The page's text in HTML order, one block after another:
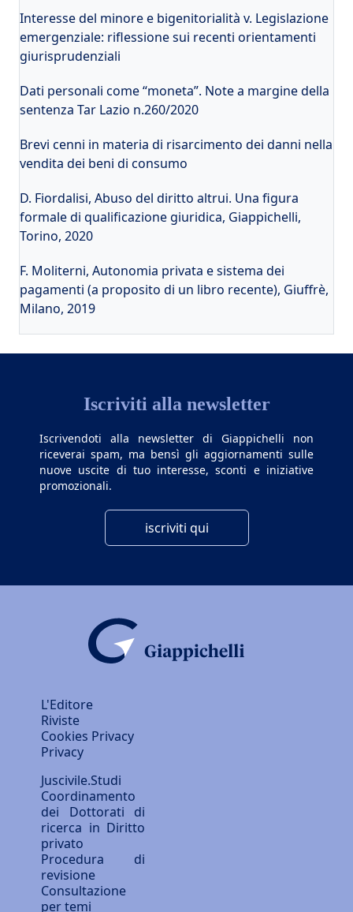
Interesse del minore e bigenitorialità v. Legislazione
emergenziale: riflessione sui recenti orientamenti
giurisprudenziali
Dati personali come “moneta”. Note a margine della
sentenza Tar Lazio n.260/2020
Brevi cenni in materia di risarcimento dei danni nella
vendita dei beni di consumo
D. Fiordalisi, Abuso del diritto altrui. Una figura
formale di qualificazione giuridica, Giappichelli,
Torino, 2020
F. Moliterni, Autonomia privata e sistema dei
pagamenti (a proposito di un libro recente), Giuffrè,
Milano, 2019
Iscriviti alla newsletter
Iscrivendoti alla newsletter di Giappichelli non
riceverai spam, ma bensì gli aggiornamenti sulle
nuove uscite di tuo interesse, sconti e iniziative
promozionali.
iscriviti qui
L'Editore
Riviste
Cookies Privacy
Privacy
Juscivile.Studi
Coordinamento
dei Dottorati di
ricerca in Diritto
privato
Procedura di
revisione
Consultazione
per temi